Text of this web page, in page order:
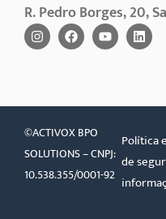
R. Pedro Borges, 20,
©ACTIVOX BPO
SOLUTIONS – CNPJ:
10.538.355/0001-92
Política
de